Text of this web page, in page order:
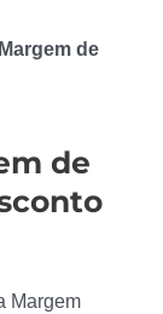
de
de
Margem